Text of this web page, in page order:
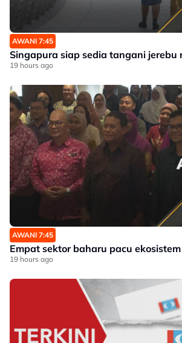
AWANI 7:45
Singapura siap sedia tangani jerebu
19 hours ago
AWANI 7:45
Empat sektor baharu pacu
19 hours ago